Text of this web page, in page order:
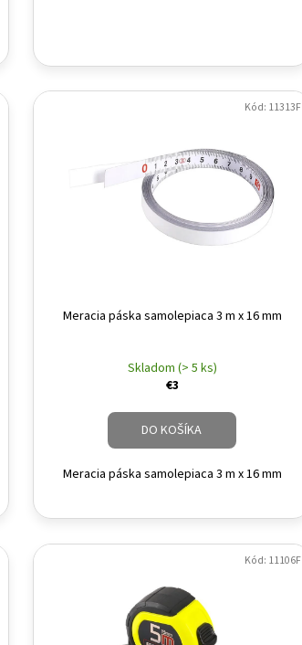
Meracia páska samolepiaca 3 m x 16 mm
Skladom (> 5 ks)
€3
DO KOŠÍKA
Meracia páska samolepiaca 3 m x 16 mm
Kód: 11313F
Kód: 11106F